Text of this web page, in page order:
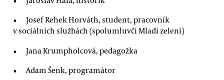
Josef Rehek Horváth, student, pracovník
v sociálních službách (spolumluvčí Mladí zelení)
Jana Krumpholcová, pedagožka
Adam Šenk, programátor